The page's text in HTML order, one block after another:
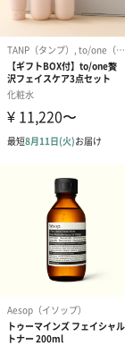
シーズンブーケ（ひ
わり）（1,880円）
ドライフラワー
自然のお花で作っ
梱します。
一部花材が写真と
い。パッケージに